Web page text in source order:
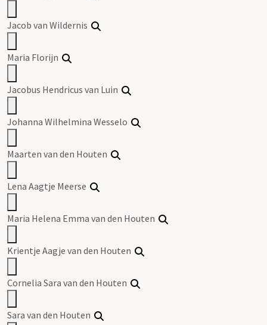
Jacob van Wildernis
Maria Florijn
Jacobus Hendricus van Luin
Johanna Wilhelmina Wesselo
Maarten van den Houten
Lena Aagtje Meerse
Maria Helena Emma van den Houten
Krientje Aagje van den Houten
Cornelia Sara van den Houten
Sara van den Houten